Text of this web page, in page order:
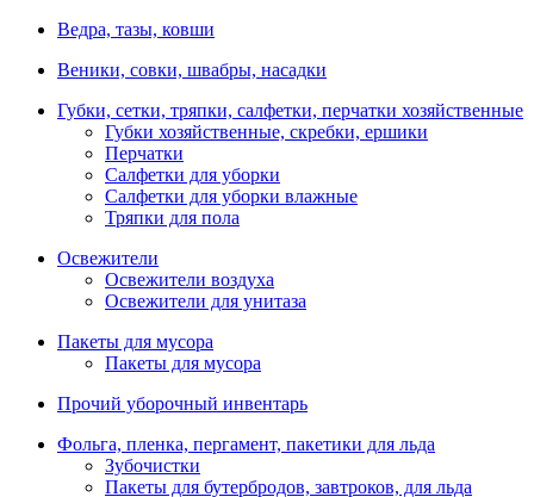
Ведра, тазы, ковши
Веники, совки, швабры, насадки
Губки, сетки, тряпки, салфетки, перчатки хозяйственные
Губки хозяйственные, скребки, ершики
Перчатки
Салфетки для уборки
Салфетки для уборки влажные
Тряпки для пола
Освежители
Освежители воздуха
Освежители для унитаза
Пакеты для мусора
Пакеты для мусора
Прочий уборочный инвентарь
Фольга, пленка, пергамент, пакетики для льда
Зубочистки
Пакеты для бутербродов, завтроков, для льда